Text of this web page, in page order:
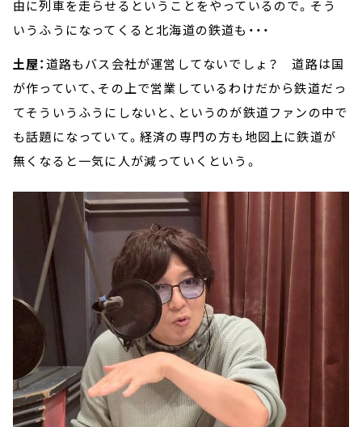
由に列車を走らせるということをやっているので。そう
いうふうになってくると北海道の鉄道も・・・
土屋：道路もバス会社が運営してないでしょ？ 道路は国
が作っていて、その上で営業しているわけだから鉄道だっ
てそういうふうにしないと、というのが鉄道ファンの中で
も話題になっていて。経済の専門の方も地図上に鉄道が
無くなると一気に人が減っていくという。